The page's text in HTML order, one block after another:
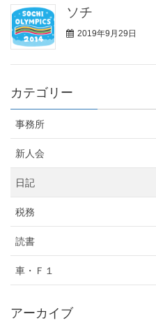
ソチ
2019年9月29日
カテゴリー
事務所
新人会
日記
税務
読書
車・Ｆ１
アーカイブ